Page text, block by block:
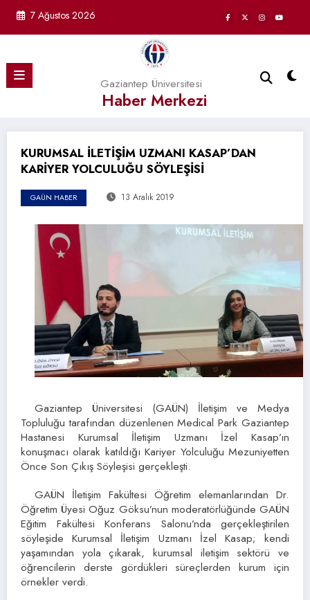
7 Ağustos 2026
Gaziantep Üniversitesi
Haber Merkezi
KURUMSAL İLETİŞİM UZMANI KASAP’DAN
KARİYER YOLCULUĞU SÖYLEŞİSİ
GAÜN HABER 13 Aralık 2019
Gaziantep Üniversitesi (GAÜN) İletişim ve Medya
Topluluğu tarafından düzenlenen Medical Park Gaziantep
Hastanesi Kurumsal İletişim Uzmanı İzel Kasap’ın
konuşmacı olarak katıldığı Kariyer Yolculuğu Mezuniyetten
Önce Son Çıkış Söyleşisi gerçekleşti.
GAÜN İletişim Fakültesi Öğretim elemanlarından Dr.
Öğretim Üyesi Oğuz Göksu’nun moderatörlüğünde GAÜN
Eğitim Fakültesi Konferans Salonu’nda gerçekleştirilen
söyleşide Kurumsal İletişim Uzmanı İzel Kasap; kendi
yaşamından yola çıkarak, kurumsal iletişim sektörü ve
öğrencilerin derste gördükleri süreçlerden kurum için
örnekler verdi.